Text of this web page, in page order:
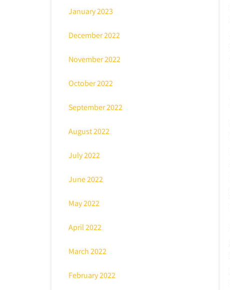
January 2023
December 2022
November 2022
October 2022
September 2022
August 2022
July 2022
June 2022
May 2022
April 2022
March 2022
February 2022